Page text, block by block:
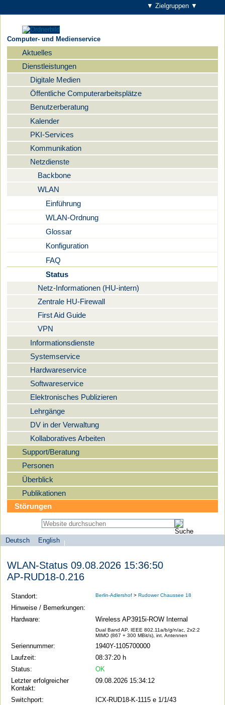
▼ Zielgruppen ▼
Computer- und Medienservice
Navigation
Aktuelles
Dienstleistungen
Digitale Medien
Öffentliche Computerarbeitsplätze
Benutzerberatung
Kalender
PKI-Services
Kommunikation
Netzdienste
Backbone
WLAN
Einführung
WLAN-Ordnung
Glossar
Konfiguration
FAQ
Status
Netz-Informationen (HU-intern)
Zentrale HU-Firewall
First Aid Guide
VPN
Informationsdienste
Systemservice
Hardwareservice
Softwareservice
Elektronisches Publizieren
Lehrgänge
DV in der Verwaltung
Kollaboratives Arbeiten
Support/Beratung
Personen
Überblick
Publikationen
Störungen
Sprachauswahl
Deutsch
English
search-menu
Universität
zu
Berlin
Computer-
Medienservice
WLAN-Status 09.08.2026 15:36:50
AP-RUD18-0.216
Standort: Berlin-Adlershof >Rudower Chaussee 18
Hinweise / Bemerkungen:
Hardware:
Wireless AP3915i-ROW Internal
Dual Band AP, IEEE 802.11a/b/g/n/ac, 2x2:2
MIMO (867 + 300 MBit/s), int. Antennen
Seriennummer:
1940Y-1105700000
Laufzeit:
08:37:20 h
Status:
OK
Letzter erfolgreicher
Kontakt:
09.08.2026 15:34:12
Switchport:
ICX-RUD18-K-1115 e 1/1/43